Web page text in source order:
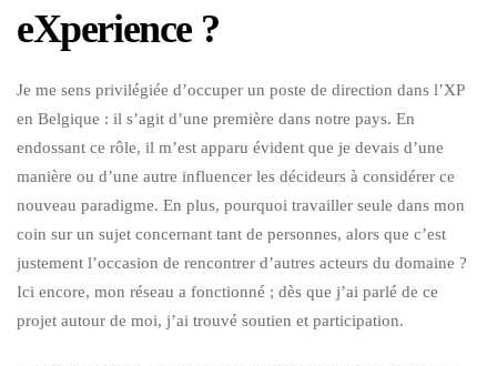
eXperience ?
Je me sens privilégiée d’occuper un poste de direction dans l’XP
en Belgique : il s’agit d’une première dans notre pays. En
endossant ce rôle, il m’est apparu évident que je devais d’une
manière ou d’une autre influencer les décideurs à considérer ce
nouveau paradigme. En plus, pourquoi travailler seule dans mon
coin sur un sujet concernant tant de personnes, alors que c’est
justement l’occasion de rencontrer d’autres acteurs du domaine ?
Ici encore, mon réseau a fonctionné ; dès que j’ai parlé de ce
projet autour de moi, j’ai trouvé soutien et participation.